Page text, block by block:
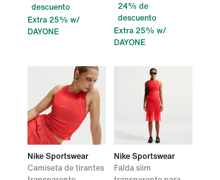
descuento
Extra 25% w/
DAYONE
24% de
descuento
Extra 25% w/
DAYONE
Nike Sportswear
Camiseta de tirantes
Nike Sportswear
Falda slim